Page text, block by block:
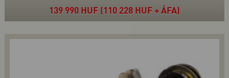
139 990 HUF (110 228 HUF + ÁFA)